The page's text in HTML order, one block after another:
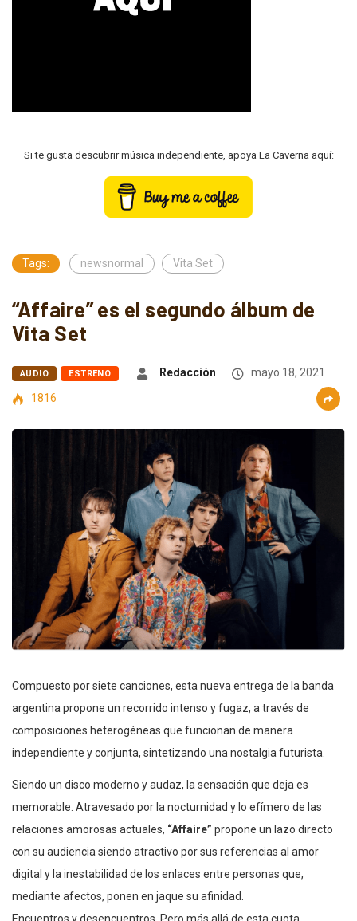
Si te gusta descubrir música independiente, apoya La Caverna aquí:
Tags: newsnormal Vita Set
“Affaire” es el segundo álbum de
Vita Set
AUDIO ESTRENO Redacción
mayo 18, 2021
1816
Compuesto por siete canciones, esta nueva entrega de la banda
argentina propone un recorrido intenso y fugaz, a través de
composiciones heterogéneas que funcionan de manera
independiente y conjunta, sintetizando una nostalgia futurista.
Siendo un disco moderno y audaz, la sensación que deja es
memorable. Atravesado por la nocturnidad y lo efímero de las
relaciones amorosas actuales, “Affaire” propone un lazo directo
con su audiencia siendo atractivo por sus referencias al amor
digital y la inestabilidad de los enlaces entre personas que,
mediante afectos, ponen en jaque su afinidad.
Encuentros y desencuentros. Pero más allá de esta cuota